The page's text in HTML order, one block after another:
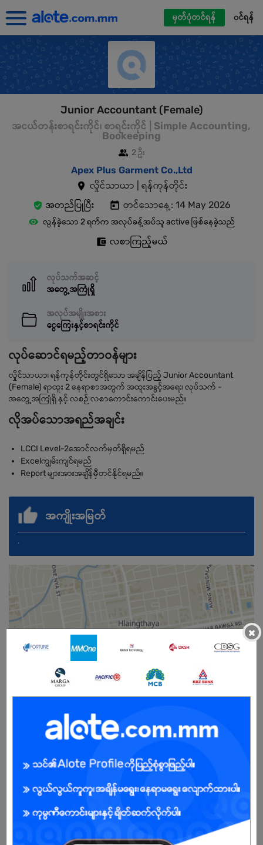
မှတ်ပုံတင်ရန် ၀င်ရန်
Junior Accountant (Female)
အငယ်တန်းစာရင်းကိုင်၊ စာရင်းကိုင် | Simple Accounting,
Bookeeping
2 ဦး
Apex Plus Garment Co.,Ltd
လှိုင်သာယာ | ရန်ကုန်တိုင်း
အတည်ပြုပြီး
တင်သောနေ့: 14 May 2026
လွန်ခဲ့သော 2 ရက်က အလုပ်ခန့်အပ်သူ active ဖြစ်နေခဲ့သည်
လစာကြည့်မယ်
လုပ်သက်အဆင့်
အတွေ့အကြုံရှိ
အလုပ်အမျိုးအစား
ငွေကြေးနှင့်စာရင်းကိုင်
လုပ်ဆောင်ရမည့်တာဝန်များ
လှိုင်သာယာ၊ ရန်ကုန်တိုင်းတွင်ရှိသော အချိန်ပြည့် Junior Accountant
(Female) ရာထူး 2 နေရာစာအတွက် အထူးအခွင့်အရေး၊ လုပ်သက် -
အတွေ့အကြုံရှိ နှင့် လစဉ် လစာကောင်းကောင်းပေးမည်။
လိုအပ်သောအရည်အချင်း
LCCI Level-2အောင်လက်မှတ်ရှိရမည်
Excelကျွမ်းကျင်ရမည်
Report များအားအချိန်မှီတင်နိုင်ရမည်။
အကျိုးအမြတ်
.
အခွင့်အရေးရှိသူ : မ
သက်တမ်းကုန်သွားပါပြီ
အကောင့်မရှိသေးဘူးလား?
မှတ်ပုံတင်မယ်
×